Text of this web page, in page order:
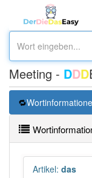
Meeting - DDD
Artikel: das